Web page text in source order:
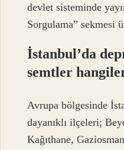
devlet sisteminde
Sorgulama” sekmesi
İstanbul’da
semtler
Avrupa bölgesinde
dayanıklı ilçeleri;
Kağıthane,